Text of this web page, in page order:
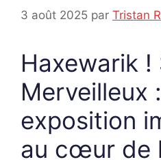
3 août 2025 par Tristan
Haxewarik
Merveilleux
exposition
au cœur de